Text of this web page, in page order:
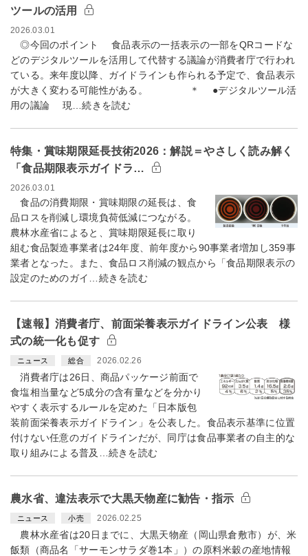
ツールの活用
2026.03.01
◎今回のポイント 食品表示の一括表示の一部をQRコードな
どのデジタルツールを活用して代替する議論が消費者庁で行われ
ている。来年度以降、ガイドラインも作られる予定で、食品表示
が大きく変わる可能性がある。 ＊ ●デジタルツール活
用の議論 現…続きを読む
特集・賞味期限延長技術2026：解説＝やさしく読み解く
「食品期限表示ガイドラ…
2026.03.01
食品の消費期限・賞味期限の延長は、食
品ロスを削減し環境負荷低減につながる。
農林水産省によると、賞味期限延長に取り
組む食品製造事業者は24年度、前年度から90事業者増加し359事
業者となった。また、食品ロス削減の観点から「食品期限表示の
設定のためのガイ…続きを読む
【速報】消費者庁、前面栄養表示ガイドライン公表 様
式の統一化も促す
ニュース 総合 2026.02.26
消費者庁は26日、商品パッケージ前面で
食塩相当量など5成分の含有量などを分かり
やすく表示するルールを定めた「日本版包
装前面栄養表示ガイドライン」を公表した。食品表示基準に位置
付けない任意のガイドラインだが、同庁は食品事業者の自主的な
取り組みによる普及…続きを読む
農水省、違法表示で大黒天物産に勧告・指示
ニュース 小売 2026.02.25
農林水産省は20日までに、大黒天物産（岡山県倉敷市）が、米
飯類（商品名「サーモンサラダ巻1本」）の原料米穀の産地情報